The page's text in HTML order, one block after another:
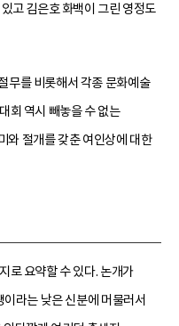
고 김은호 화백이 그린 영정도
무를 비롯해서 각종 문화예술
회 역시 빼놓을 수 없는
와 절개를 갖춘 여인상에 대한
로 요약할 수 있다. 논개가
라는 낮은 신분에 머물러서